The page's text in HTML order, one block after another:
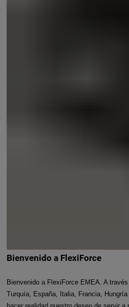
Bienvenido a FlexiForce
Bienvenido a FlexiForce EMEA. A
Turquía, España, Italia, Francia,